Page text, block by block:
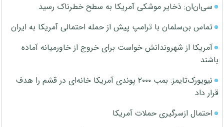
سی‌ان‌ان: ذخایر موشکی آمریکا به سطح خطرناک رسید
تماس بن‌سلمان با ترامپ پیش از حمله احتمالی آمریکا به ایران
آمریکا از شهروندانش خواست برای خروج از خاورمیانه آماده
باشند
نیویورک‌تایمز: بمب ۲۰۰۰ پوندی آمریکا خانه‌ای در قشم را هدف
قرار داد
احتمال ازسرگیری حملات آمریکا